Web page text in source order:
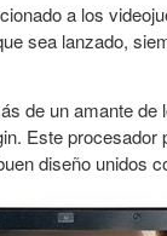
a los
sea lanzado,
de un amante
Este
diseño unidos